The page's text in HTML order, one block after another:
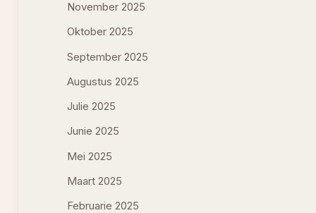
November 2025
Oktober 2025
September 2025
Augustus 2025
Julie 2025
Junie 2025
Mei 2025
Maart 2025
Februarie 2025